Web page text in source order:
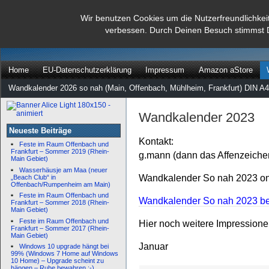
Wir benutzen Cookies um die
verbessen. Durch Deinen Besuch stimmst
dann rate mal
Home EU-Datenschutzerklärung Impressum Amazon aStore
Wandkalender 2026 so nah (Main, Offenbach, Mühlheim, Frankfurt) DIN
Neueste Beiträge
Feste im Raum Offenbach und
Frankfurt – Sommer 2019 (Rhein-
Main Gebiet)
Wasserhäusje am Maa (neuer
„Beach Club“ in
Offenbach/Rumpenheim am Main)
Feste im Raum Offenbach und
Frankfurt – Sommer 2018 (Rhein-
Main Gebiet)
Feste im Raum Offenbach und
Frankfurt – Sommer 2017 (Rhein-
Main Gebiet)
Windows 10 upgrade hängt bei
99% (Windows 7 Home auf Windows
10 Home) – Upgrade scheint zu
Wandkalender 2023
Kontakt:
g.mann (dann das
Wandkalender So nah 2023
Wandkalender So nah 2023
Hier noch weitere
Januar